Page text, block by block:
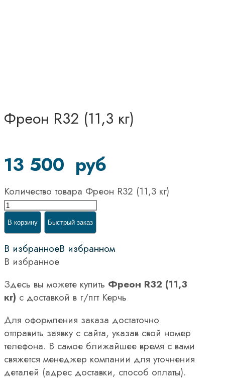
Фреон R32 (11,3 кг)
13 500 руб
Количество товара Фреон R32 (11,3 кг)
В корзину Быстрый заказ
В избранноеВ избранном
В избранное
Здесь вы можете купить Фреон R32 (11,3
кг) с доставкой в г/пгт Керчь
Для оформления заказа достаточно
отправить заявку с сайта, указав свой номер
телефона. В самое ближайшее время с вами
свяжется менеджер компании для уточнения
деталей (адрес доставки, способ оплаты).